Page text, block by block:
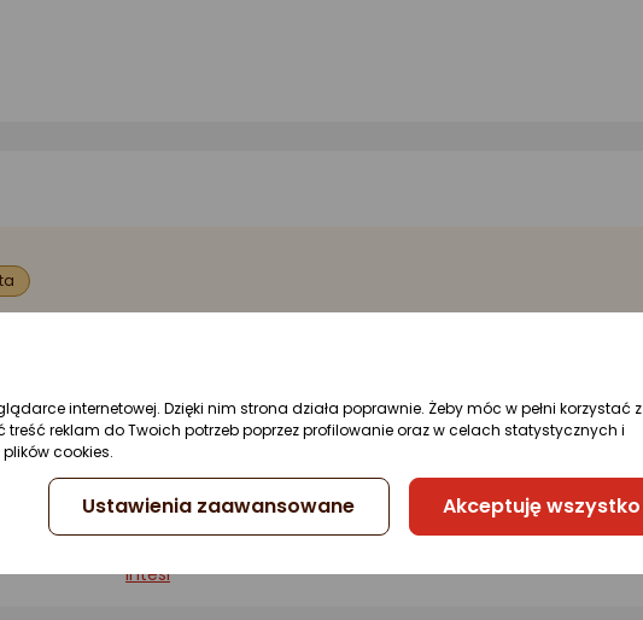
Wazony
Intesi
internetowej. Dzięki nim strona działa poprawnie. Żeby móc w pełni korzystać z
reklam do Twoich potrzeb poprzez profilowanie oraz w celach statystycznych i
cookies.
Ustawienia zaawansowane Akceptuję wszystko